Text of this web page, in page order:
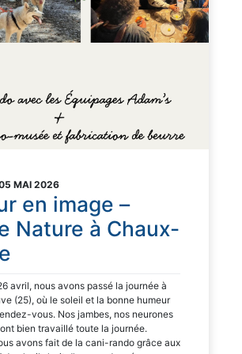
MAI 2026
en image –
Nature à Chaux-
avril, nous avons passé la journée à
(25), où le soleil et la bonne humeur
vous. Nos jambes, nos neurones
bien travaillé toute la journée.
avons fait de la cani-rando grâce aux